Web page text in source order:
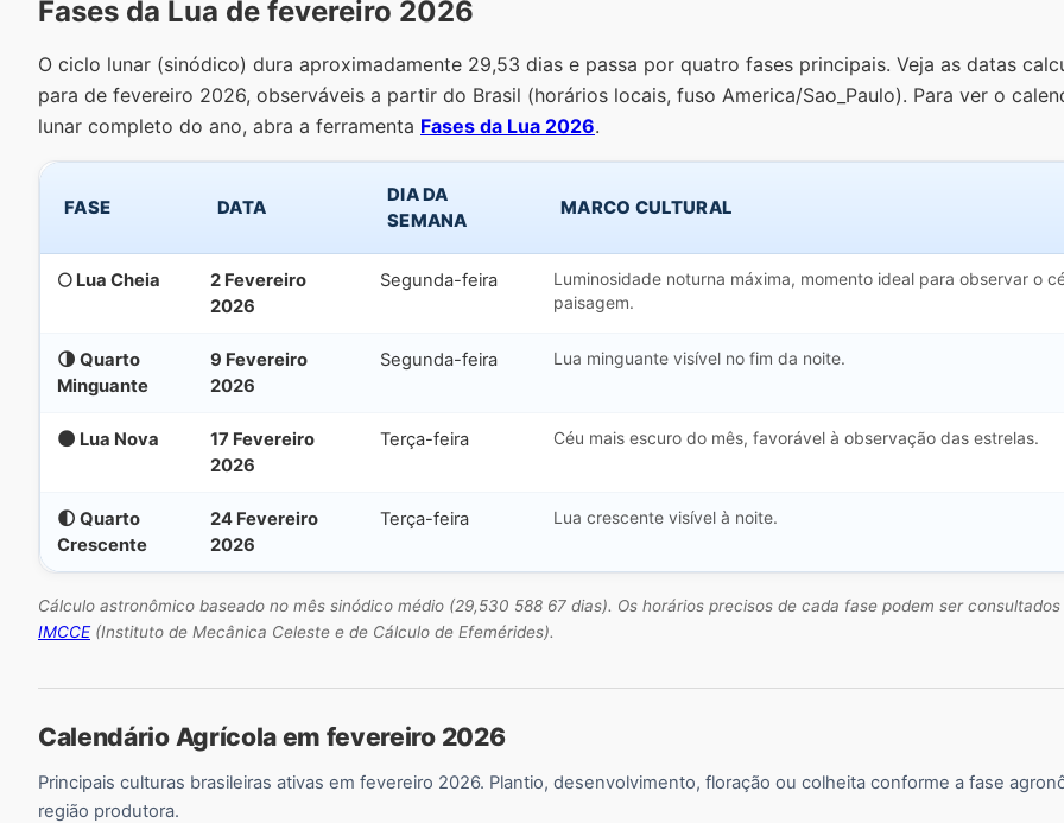
Fases da Lua de fevereiro 2026
O ciclo lunar (sinódico) dura aproximadamente 29,53 dias e passa por quatro fases principais. Veja as datas
para de fevereiro 2026, observáveis a partir do Brasil (horários locais, fuso America/Sao_Paulo). Para ver o
lunar completo do ano, abra a ferramenta Fases da Lua 2026.
FASE DATA
DIA DA
SEMANA
MARCO CULTURAL
🌕 Lua Cheia
2 Fevereiro
2026
Segunda-feira
Luminosidade noturna máxima, momento ideal para observar o
paisagem.
🌗 Quarto
Minguante
9 Fevereiro
2026
Segunda-feira Lua minguante visível no fim da noite.
🌑 Lua Nova
17 Fevereiro
2026
Terça-feira Céu mais escuro do mês, favorável à observação das estrelas.
🌓 Quarto
Crescente
24 Fevereiro
2026
Terça-feira Lua crescente visível à noite.
Cálculo astronômico baseado no mês sinódico médio (29,530 588 67 dias). Os horários precisos de cada fase podem ser
IMCCE (Instituto de Mecânica Celeste e de Cálculo de Efemérides).
Calendário Agrícola em fevereiro 2026
Principais culturas brasileiras ativas em fevereiro 2026. Plantio, desenvolvimento, floração ou colheita conforme a fase
região produtora.